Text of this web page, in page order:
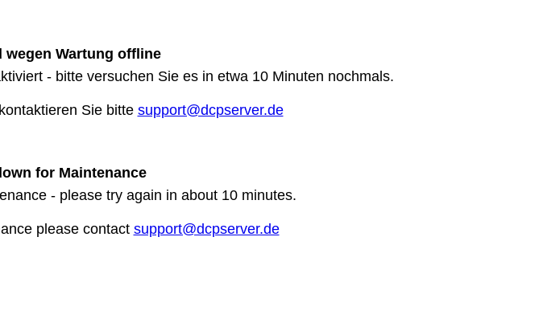
Wartung offline
- bitte versuchen Sie es in etwa 10 Minuten nochmals.
Sie bitte support@dcpserver.de
for Maintenance
- please try again in about 10 minutes.
please contact support@dcpserver.de